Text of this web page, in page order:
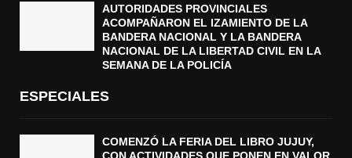
AUTORIDADES PROVINCIALES
ACOMPAÑARON EL IZAMIENTO DE LA
BANDERA NACIONAL Y LA BANDERA
NACIONAL DE LA LIBERTAD CIVIL EN LA
SEMANA DE LA POLICÍA
ESPECIALES
COMENZÓ LA FERIA DEL LIBRO JUJUY,
CON ACTIVIDADES QUE PONEN EN VALOR